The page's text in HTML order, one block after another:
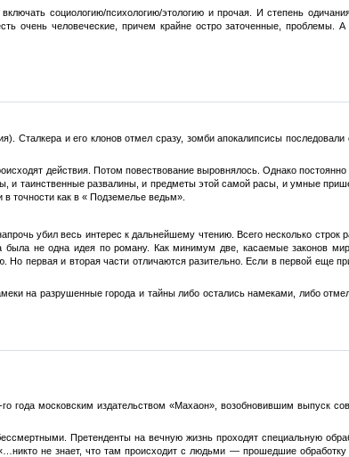
социологию/психологию/этологию и прочая. И степень
человеческие, причем крайне остро заточенные, проблемы. А
Сталкера и его клонов отмел сразу, зомби апокалипсисы
действия. Потом повествование выровнялось. Однако постоянно
и таинственные развалины, и предметы этой самой расы, и умные
точности как в « Подземелье ведьм».
убил весь интерес к дальнейшему чтению. Всего несколько строк
была не одна идея по роману. Как минимум две, касаемые законов
первая и вторая части отличаются разительно. Если в первой еще
на разрушенные города и тайны либо остались намеками, либо
московским издательством «Махаон», возобновившим выпуск
Претенденты на вечную жизнь проходят специальную
не знает, что там происходит с людьми — прошедшие обработку